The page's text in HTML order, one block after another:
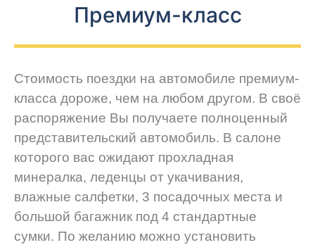
Премиум-класс
Стоимость поездки на автомобиле премиум-
класса дороже, чем на любом другом. В своё
распоряжение Вы получаете полноценный
представительский автомобиль. В салоне
которого вас ожидают прохладная
минералка, леденцы от укачивания,
влажные салфетки, 3 посадочных места и
большой багажник под 4 стандартные
сумки. По желанию можно установить